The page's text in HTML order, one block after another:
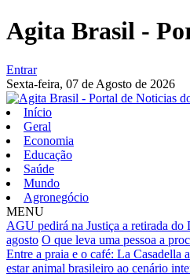
Agita Brasil -
Entrar
Sexta-feira, 07 de Agosto de 2026
Início
Geral
Economia
Educação
Saúde
Mundo
Agronegócio
MENU
AGU pedirá na Justiça a retirada do
agosto O que leva uma pessoa a
Entre a praia e o café: La Casadella
estar animal brasileiro ao cenário